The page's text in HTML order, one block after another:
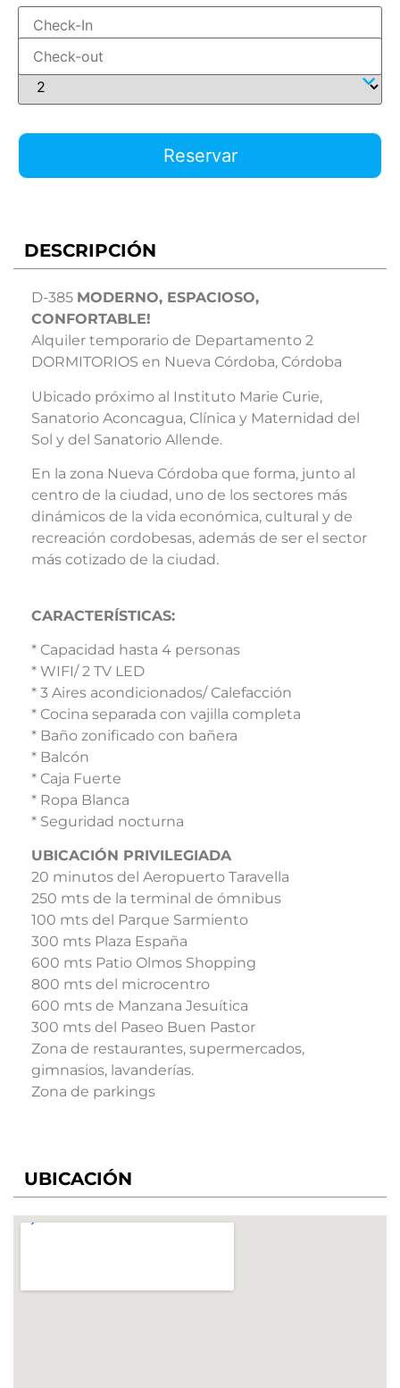
Hasta
Adultos
Reservar
DESCRIPCIÓN
D-385 MODERNO, ESPACIOSO,
CONFORTABLE!
Alquiler temporario de Departamento 2
DORMITORIOS en Nueva Córdoba, Córdoba
Ubicado próximo al Instituto Marie Curie,
Sanatorio Aconcagua, Clínica y Maternidad del
Sol y del Sanatorio Allende.
En la zona Nueva Córdoba que forma, junto al
centro de la ciudad, uno de los sectores más
dinámicos de la vida económica, cultural y de
recreación cordobesas, además de ser el sector
más cotizado de la ciudad.
CARACTERÍSTICAS:
* Capacidad hasta 4 personas
* WIFI/ 2 TV LED
* 3 Aires acondicionados/ Calefacción
* Cocina separada con vajilla completa
* Baño zonificado con bañera
* Balcón
* Caja Fuerte
* Ropa Blanca
* Seguridad nocturna
UBICACIÓN PRIVILEGIADA
20 minutos del Aeropuerto Taravella
250 mts de la terminal de ómnibus
100 mts del Parque Sarmiento
300 mts Plaza España
600 mts Patio Olmos Shopping
800 mts del microcentro
600 mts de Manzana Jesuítica
300 mts del Paseo Buen Pastor
Zona de restaurantes, supermercados,
gimnasios, lavanderías.
Zona de parkings
UBICACIÓN